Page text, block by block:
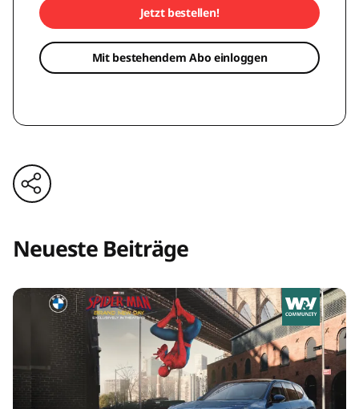
Jetzt bestellen!
Mit bestehendem Abo einloggen
Neueste Beiträge